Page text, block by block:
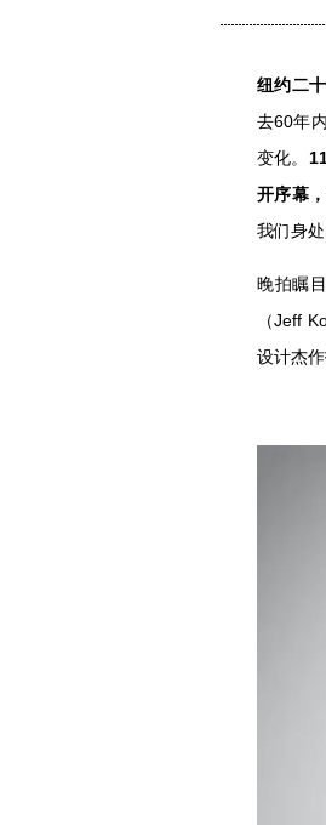
纽约二
去60年
变化。
开序幕
我们身
晚拍瞩
（Jeff
设计杰